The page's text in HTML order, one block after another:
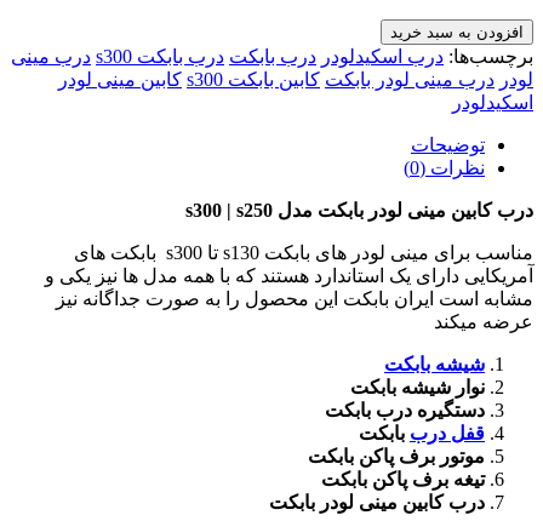
افزودن به سبد خرید
برچسب‌ها: درب اسکیدلودر درب بابکت درب بابکت s300
درب مینی
لودر درب مینی لودر بابکت کابین بابکت s300
کابین مینی لودر
اسکیدلودر
توضیحات
نظرات (0)
درب کابین مینی لودر بابکت مدل s300 | s250
مناسب برای مینی لودر های بابکت s130 تا s300 بابکت های
آمریکایی دارای یک استاندارد هستند که با همه مدل ها نیز یکی و
مشابه است ایران بابکت این محصول را به صورت جداگانه نیز
عرضه میکند
شیشه بابکت
نوار شیشه بابکت
دستگیره درب بابکت
قفل درب بابکت
موتور برف پاکن بابکت
تیغه برف پاکن بابکت
درب کابین مینی لودر بابکت